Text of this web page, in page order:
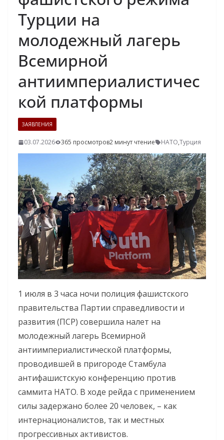
Турции на
молодежный лагерь
Всемирной
антиимпериалистичес
кой платформы
ЗАЯВЛЕНИЯ
03.07.2026 365 просмотров2 минут чтение НАТО,Турция
1 июля в 3 часа ночи полиция фашистского
правительства Партии справедливости и
развития (ПСР) совершила налет на
молодежный лагерь Всемирной
антиимпериалистической платформы,
проводившей в пригороде Стамбула
антифашистскую конференцию против
саммита НАТО. В ходе рейда с применением
силы задержано более 20 человек, – как
интернационалистов, так и местных
прогрессивных активистов.